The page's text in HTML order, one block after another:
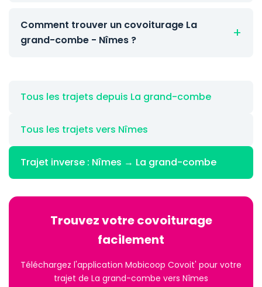
Comment trouver un covoiturage La
grand-combe - Nîmes ?
Tous les trajets depuis La grand-combe
Tous les trajets vers Nîmes
Trajet inverse : Nîmes → La grand-combe
Trouvez votre covoiturage
facilement
Téléchargez l'application Mobicoop Covoit' pour votre
trajet de La grand-combe vers Nîmes